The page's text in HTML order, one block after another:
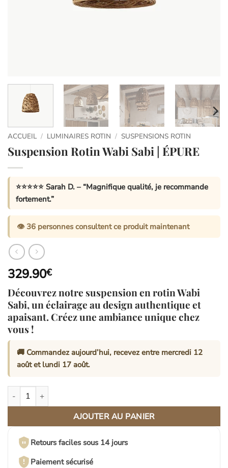
ACCUEIL / LUMINAIRES ROTIN / SUSPENSIONS ROTIN
Suspension Rotin Wabi Sabi | ÉPURE
⭐⭐⭐⭐⭐ Sarah D. – “Magnifique qualité, je recommande
fortement.”
👁️36 personnes consultent ce produit maintenant
329.90€
Découvrez notre suspension en rotin Wabi
Sabi, un éclairage au design authentique et
apaisant. Créez une ambiance unique chez
vous !
🚚 Commandez aujourd’hui, recevez entre mercredi 12
aoûtet lundi 17 août.
quantité de Suspension Rotin Wabi Sabi | ÉPURE
AJOUTER AU PANIER
Retours faciles sous 14 jours
Paiement sécurisé